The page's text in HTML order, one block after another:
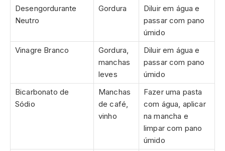
Desengordurante
Neutro
Gordura
Diluir em água e
passar com pano
úmido
Vinagre Branco
Gordura,
manchas
leves
Diluir em água e
passar com pano
úmido
Bicarbonato de
Sódio
Manchas
de café,
vinho
Fazer uma pasta
com água, aplicar
na mancha e
limpar com pano
úmido